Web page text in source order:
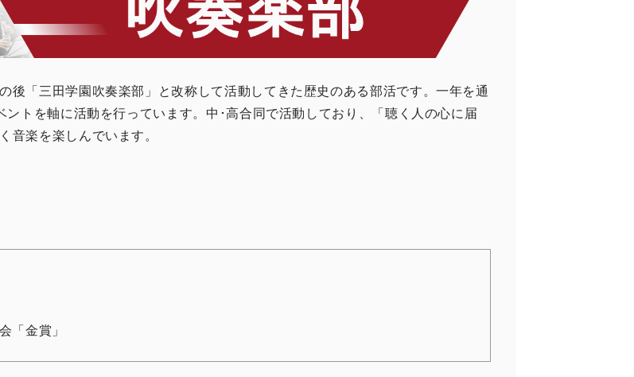
後「三田学園吹奏楽部」と改称して活動してきた歴史のある部活です。一年を通
トを軸に活動を行っています。中･高合同で活動しており、「聴く人の心に届
音楽を楽しんでいます。
「金賞」